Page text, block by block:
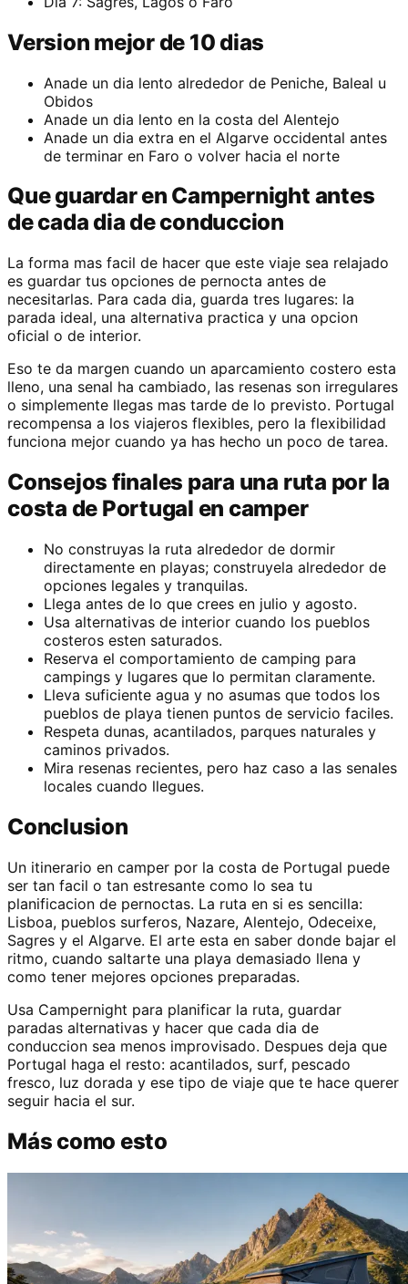
Version mejor de 10 dias
Anade un dia lento alrededor de Peniche, Baleal u
Obidos
Anade un dia lento en la costa del Alentejo
Anade un dia extra en el Algarve occidental antes
de terminar en Faro o volver hacia el norte
Que guardar en Campernight antes
de cada dia de conduccion
La forma mas facil de hacer que este viaje sea relajado
es guardar tus opciones de pernocta antes de
necesitarlas. Para cada dia, guarda tres lugares: la
parada ideal, una alternativa practica y una opcion
oficial o de interior.
Eso te da margen cuando un aparcamiento costero esta
lleno, una senal ha cambiado, las resenas son irregulares
o simplemente llegas mas tarde de lo previsto. Portugal
recompensa a los viajeros flexibles, pero la flexibilidad
funciona mejor cuando ya has hecho un poco de tarea.
Consejos finales para una ruta por la
costa de Portugal en camper
No construyas la ruta alrededor de dormir
directamente en playas; construyela alrededor de
opciones legales y tranquilas.
Llega antes de lo que crees en julio y agosto.
Usa alternativas de interior cuando los pueblos
costeros esten saturados.
Reserva el comportamiento de camping para
campings y lugares que lo permitan claramente.
Lleva suficiente agua y no asumas que todos los
pueblos de playa tienen puntos de servicio faciles.
Respeta dunas, acantilados, parques naturales y
caminos privados.
Mira resenas recientes, pero haz caso a las senales
locales cuando llegues.
Conclusion
Un itinerario en camper por la costa de Portugal puede
ser tan facil o tan estresante como lo sea tu
planificacion de pernoctas. La ruta en si es sencilla:
Lisboa, pueblos surferos, Nazare, Alentejo, Odeceixe,
Sagres y el Algarve. El arte esta en saber donde bajar el
ritmo, cuando saltarte una playa demasiado llena y
como tener mejores opciones preparadas.
Usa Campernight para planificar la ruta, guardar
paradas alternativas y hacer que cada dia de
conduccion sea menos improvisado. Despues deja que
Portugal haga el resto: acantilados, surf, pescado
fresco, luz dorada y ese tipo de viaje que te hace querer
seguir hacia el sur.
Más como esto